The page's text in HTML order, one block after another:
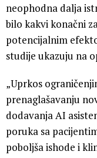
neophodna dalja
bilo kakvi konačni
potencijalnim
studije ukazuju na
„Uprkos
prenaglašavanju
dodavanja AI
poruka sa
poboljša ishode i